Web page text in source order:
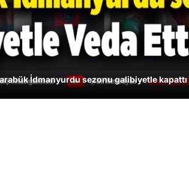
Karabük İdmanyurdu Sahasında 3-1 Galip